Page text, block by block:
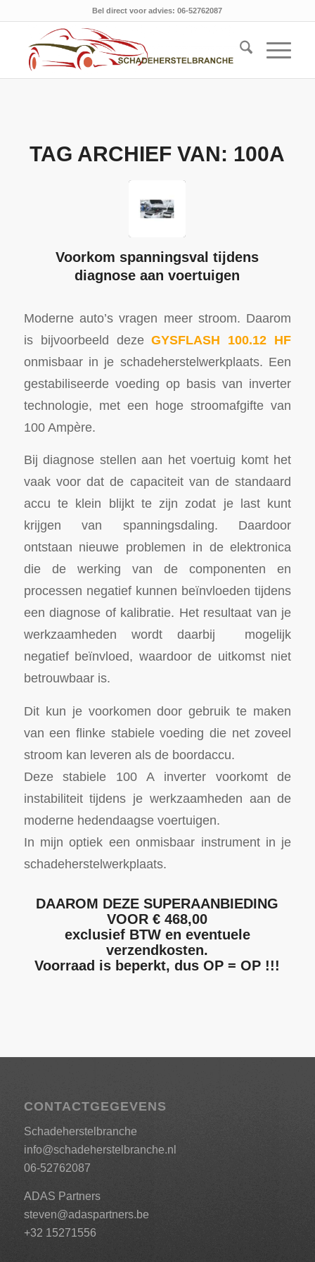
Bel direct voor advies: 06-52762087
TAG ARCHIEF VAN: 100A
Voorkom spanningsval tijdens
diagnose aan voertuigen
Moderne auto’s vragen meer stroom. Daarom
is bijvoorbeeld dezeGYSFLASH 100.12 HF
onmisbaar in je schadeherstelwerkplaats. Een
gestabiliseerde voeding op basis van inverter
technologie, met een hoge stroomafgifte van
100 Ampère.
Bij diagnose stellen aan het voertuig komt het
vaak voor dat de capaciteit van de standaard
accu te klein blijkt te zijn zodat je last kunt
krijgen van spanningsdaling. Daardoor
ontstaan nieuwe problemen in de elektronica
die de werking van de componenten en
processen negatief kunnen beïnvloeden tijdens
een diagnose of kalibratie. Het resultaat van je
werkzaamheden wordt daarbij mogelijk
negatief beïnvloed, waardoor de uitkomst niet
betrouwbaar is.
Dit kun je voorkomen door gebruik te maken
van een flinke stabiele voeding die net zoveel
stroom kan leveren als de boordaccu.
Deze stabiele 100 A inverter voorkomt de
instabiliteit tijdens je werkzaamheden aan de
moderne hedendaagse voertuigen.
In mijn optiek een onmisbaar instrument in je
schadeherstelwerkplaats.
DAAROM DEZE SUPERAANBIEDING
VOOR € 468,00
exclusief BTW en eventuele
verzendkosten.
Voorraad is beperkt, dus OP = OP !!!
CONTACTGEGEVENS
Schadeherstelbranche
info@schadeherstelbranche.nl
06-52762087
ADAS Partners
steven@adaspartners.be
+32 15271556